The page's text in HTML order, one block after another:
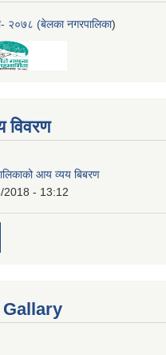
२०७८ (बेलका नगरपालिका)
विवरण
आय व्यय बिबरण
2018 - 13:12